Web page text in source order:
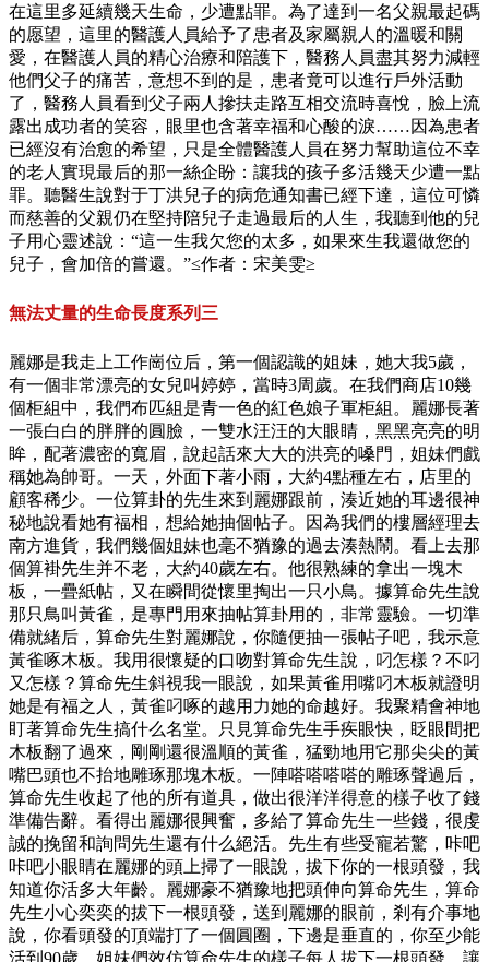
在這里多延續幾天生命，少遭點罪。為了達到一名父親最起碼
的愿望，這里的醫護人員給予了患者及家屬親人的溫暖和關
愛，在醫護人員的精心治療和陪護下，醫務人員盡其努力減輕
他們父子的痛苦，意想不到的是，患者竟可以進行戶外活動
了，醫務人員看到父子兩人摻扶走路互相交流時喜悅，臉上流
露出成功者的笑容，眼里也含著幸福和心酸的淚……因為患者
已經沒有治愈的希望，只是全體醫護人員在努力幫助這位不幸
的老人實現最后的那一絲企盼：讓我的孩子多活幾天少遭一點
罪。聽醫生說對于丁洪兒子的病危通知書已經下達，這位可憐
而慈善的父親仍在堅持陪兒子走過最后的人生，我聽到他的兒
子用心靈述說：“這一生我欠您的太多，如果來生我還做您的
兒子，會加倍的嘗還。”≤作者：宋美雯≥
無法丈量的生命長度系列三
麗娜是我走上工作崗位后，第一個認識的姐妹，她大我5歲，
有一個非常漂亮的女兒叫婷婷，當時3周歲。在我們商店10幾
個柜組中，我們布匹組是青一色的紅色娘子軍柜組。麗娜長著
一張白白的胖胖的圓臉，一雙水汪汪的大眼睛，黑黑亮亮的明
眸，配著濃密的寬眉，說起話來大大的洪亮的嗓門，姐妹們戲
稱她為帥哥。一天，外面下著小雨，大約4點種左右，店里的
顧客稀少。一位算卦的先生來到麗娜跟前，湊近她的耳邊很神
秘地說看她有福相，想給她抽個帖子。因為我們的樓層經理去
南方進貨，我們幾個姐妹也毫不猶豫的過去湊熱鬧。看上去那
個算褂先生并不老，大約40歲左右。他很熟練的拿出一塊木
板，一疊紙帖，又在瞬間從懷里掏出一只小鳥。據算命先生說
那只鳥叫黃雀，是專門用來抽帖算卦用的，非常靈驗。一切準
備就緒后，算命先生對麗娜說，你隨便抽一張帖子吧，我示意
黃雀啄木板。我用很懷疑的口吻對算命先生說，叼怎樣？不叼
又怎樣？算命先生斜視我一眼說，如果黃雀用嘴叼木板就證明
她是有福之人，黃雀叼啄的越用力她的命越好。我聚精會神地
盯著算命先生搞什么名堂。只見算命先生手疾眼快，眨眼間把
木板翻了過來，剛剛還很溫順的黃雀，猛勁地用它那尖尖的黃
嘴巴頭也不抬地雕琢那塊木板。一陣嗒嗒嗒嗒的雕琢聲過后，
算命先生收起了他的所有道具，做出很洋洋得意的樣子收了錢
準備告辭。看得出麗娜很興奮，多給了算命先生一些錢，很虔
誠的挽留和詢問先生還有什么絕活。先生有些受寵若驚，咔吧
咔吧小眼睛在麗娜的頭上掃了一眼說，拔下你的一根頭發，我
知道你活多大年齡。麗娜豪不猶豫地把頭伸向算命先生，算命
先生小心奕奕的拔下一根頭發，送到麗娜的眼前，剎有介事地
說，你看頭發的頂端打了一個圓圈，下邊是垂直的，你至少能
活到90歲。姐妹們效仿算命先生的樣子每人拔下一根頭發，讓